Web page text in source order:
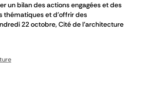
un bilan des actions engagées et des
thématiques et d’offrir des
22 octobre, Cité de l’architecture